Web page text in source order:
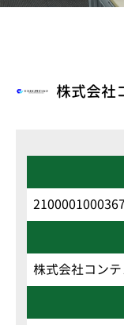
株式会社
2100001000367
株式会社コン